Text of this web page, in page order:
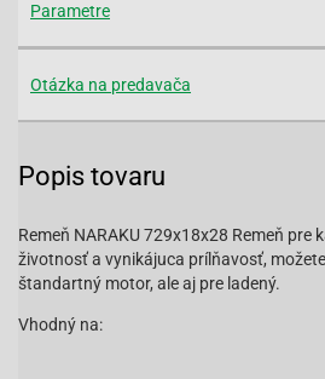
Parametre
Otázka na predavača
Popis tovaru
Remeň NARAKU 729x18x28 Remeň pre
životnosť a vynikájuca prílňavosť,
štandartný motor, ale aj pre ladený.
Vhodný na: